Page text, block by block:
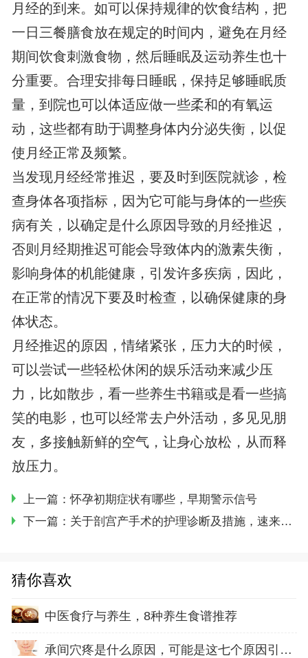
月经的到来。如可以保持规律的饮食结构，把
一日三餐膳食放在规定的时间内，避免在月经
期间饮食刺激食物，然后睡眠及运动养生也十
分重要。合理安排每日睡眠，保持足够睡眠质
量，到院也可以体适应做一些柔和的有氧运
动，这些都有助于调整身体内分泌失衡，以促
使月经正常及频繁。
当发现月经经常推迟，要及时到医院就诊，检
查身体各项指标，因为它可能与身体的一些疾
病有关，以确定是什么原因导致的月经推迟，
否则月经期推迟可能会导致体内的激素失衡，
影响身体的机能健康，引发许多疾病，因此，
在正常的情况下要及时检查，以确保健康的身
体状态。
月经推迟的原因，情绪紧张，压力大的时候，
可以尝试一些轻松休闲的娱乐活动来减少压
力，比如散步，看一些养生书籍或是看一些搞
笑的电影，也可以经常去户外活动，多见见朋
友，多接触新鲜的空气，让身心放松，从而释
放压力。
上一篇：怀孕初期症状有哪些，早期警示信号
下一篇： 关于剖宫产手术的护理诊断及措施，速来了解
猜你喜欢
中医食疗与养生，8种养生食谱推荐
承间穴疼是什么原因，可能是这七个原因引起的